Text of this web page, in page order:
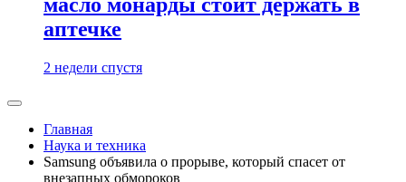
аптечке
2 недели спустя
Главная
Наука и техника
Samsung объявила о прорыве, который спасет от
внезапных обмороков